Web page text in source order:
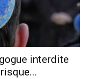
interdite